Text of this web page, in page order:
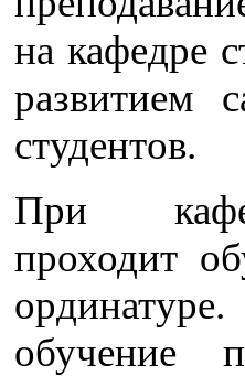
на кафедре
развитием
студентов.
При
проходит
обучение